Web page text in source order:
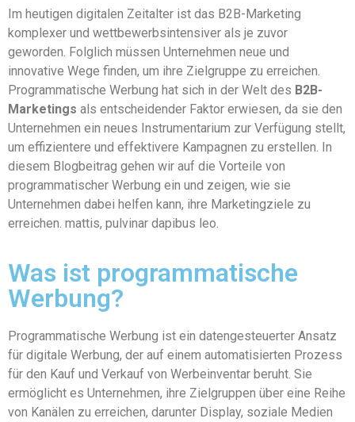
Im heutigen digitalen Zeitalter ist das B2B-Marketing
komplexer und wettbewerbsintensiver als je zuvor
geworden. Folglich müssen Unternehmen neue und
innovative Wege finden, um ihre Zielgruppe zu erreichen.
Programmatische Werbung hat sich in der Welt des B2B-
Marketings als entscheidender Faktor erwiesen, da sie den
Unternehmen ein neues Instrumentarium zur Verfügung stellt,
um effizientere und effektivere Kampagnen zu erstellen. In
diesem Blogbeitrag gehen wir auf die Vorteile von
programmatischer Werbung ein und zeigen, wie sie
Unternehmen dabei helfen kann, ihre Marketingziele zu
erreichen. mattis, pulvinar dapibus leo.
Was ist programmatische
Werbung?
Programmatische Werbung ist ein datengesteuerter Ansatz
für digitale Werbung, der auf einem automatisierten Prozess
für den Kauf und Verkauf von Werbeinventar beruht. Sie
ermöglicht es Unternehmen, ihre Zielgruppen über eine Reihe
von Kanälen zu erreichen, darunter Display, soziale Medien